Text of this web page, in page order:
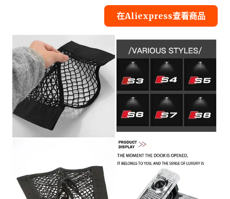
在Aliexpress查看商品